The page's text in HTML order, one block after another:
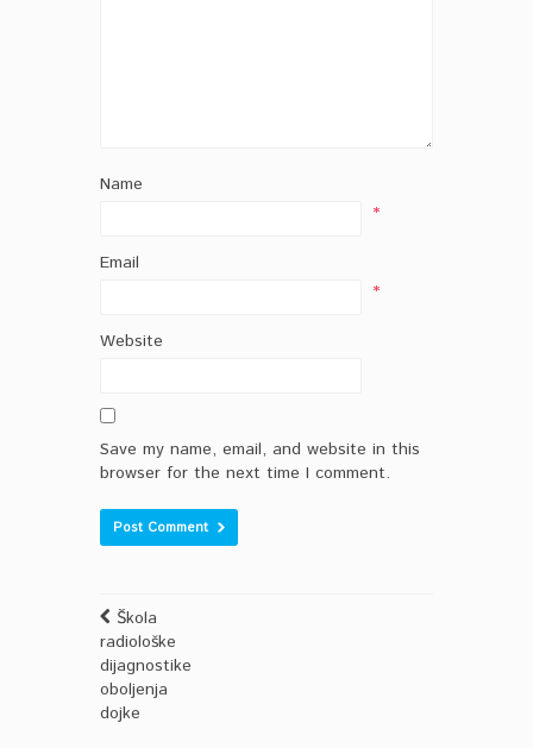
Name
*
Email
*
Website
Save my name, email, and website in this
browser for the next time I comment.
Škola
radiološke
dijagnostike
oboljenja
dojke